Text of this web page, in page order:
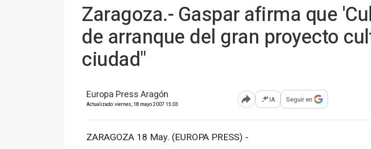
Zaragoza.- Gaspar afirma que
de arranque del gran proyecto
ciudad"
Europa Press Aragón
Actualizado: viernes, 18 mayo 2007 15:03 Abrir opciones para compartir
IA Seguir en
ZARAGOZA 18 May. (EUROPA PRESS) -